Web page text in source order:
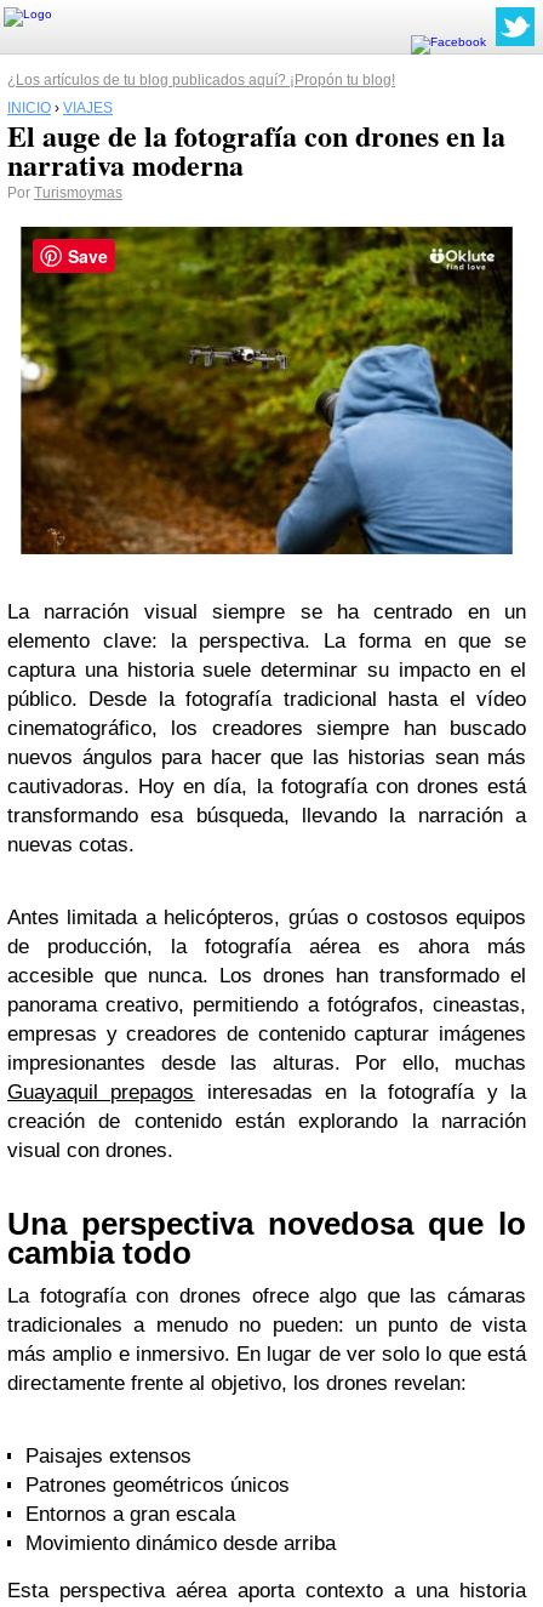
¿Los artículos de tu blog publicados aquí? ¡Propón tu blog!
INICIO › VIAJES
El auge de la fotografía con drones en la
narrativa moderna
Por Turismoymas
La narración visual siempre se ha centrado en un
elemento clave: la perspectiva. La forma en que se
captura una historia suele determinar su impacto en el
público. Desde la fotografía tradicional hasta el vídeo
cinematográfico, los creadores siempre han buscado
nuevos ángulos para hacer que las historias sean más
cautivadoras. Hoy en día, la fotografía con drones está
transformando esa búsqueda, llevando la narración a
nuevas cotas.
Antes limitada a helicópteros, grúas o costosos equipos
de producción, la fotografía aérea es ahora más
accesible que nunca. Los drones han transformado el
panorama creativo, permitiendo a fotógrafos, cineastas,
empresas y creadores de contenido capturar imágenes
impresionantes desde las alturas. Por ello, muchas
Guayaquil prepagos interesadas en la fotografía y la
creación de contenido están explorando la narración
visual con drones.
Una perspectiva novedosa que lo
cambia todo
La fotografía con drones ofrece algo que las cámaras
tradicionales a menudo no pueden: un punto de vista
más amplio e inmersivo. En lugar de ver solo lo que está
directamente frente al objetivo, los drones revelan:
Paisajes extensos
Patrones geométricos únicos
Entornos a gran escala
Movimiento dinámico desde arriba
Esta perspectiva aérea aporta contexto a una historia
Save